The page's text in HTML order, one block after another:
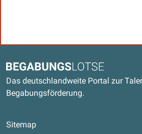
Begabungslotse
Das deutschlandweite Portal zur
Begabungsförderung.
Sitemap